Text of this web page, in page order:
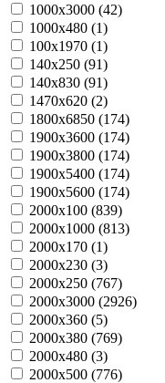
1000х3000 (42)
1000х480 (1)
100х1970 (1)
140х250 (91)
140х830 (91)
1470х620 (2)
1800х6850 (174)
1900х3600 (174)
1900х3800 (174)
1900х5400 (174)
1900х5600 (174)
2000х100 (839)
2000х1000 (813)
2000х170 (1)
2000х230 (3)
2000х250 (767)
2000х3000 (2926)
2000х360 (5)
2000х380 (769)
2000х480 (3)
2000х500 (776)